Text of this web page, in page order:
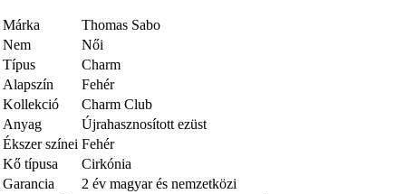
Márka
Thomas Sabo
Nem
Női
Típus
Charm
Alapszín
Fehér
Kollekció
Charm Club
Anyag
Újrahasznosított ezüst
Ékszer színei Fehér
Kő típusa
Cirkónia
Garancia
2 év magyar és nemzetközi